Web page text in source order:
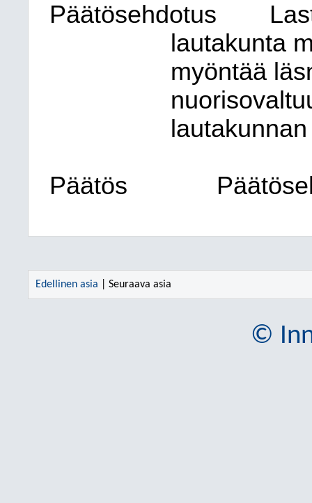
Päätösehdotus
lautakunta
myöntää
Päätös
Edellinen asia | Seuraava asia
©